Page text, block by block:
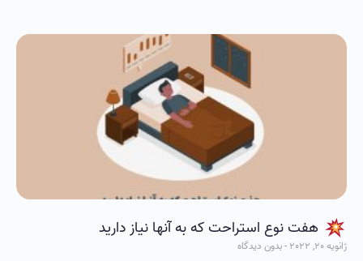
هفت نوع استراحت که به آنها نیاز دارید
ژانویه 20, 2022 بدون دیدگاه